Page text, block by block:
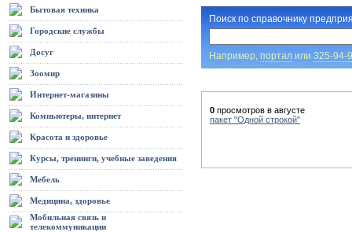
Бытовая техника
Городские службы
Досуг
Зоомир
Интернет-магазины
Компьютеры, интернет
Красота и здоровье
Курсы, тренинги, учебные заведения
Мебель
Медицина, здоровье
Мобильная связь и
телекоммуникации
Поиск по справочнику
Например, порталили 325-94-
0 просмотров в августе
пакет "Одной строкой"